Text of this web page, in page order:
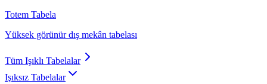
Totem Tabela
Yüksek görünür dış mekân tabelası
Tüm Işıklı Tabelalar
Işıksız Tabelalar